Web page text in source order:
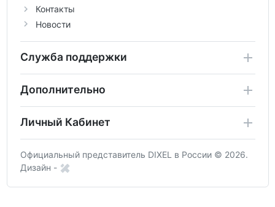
Контакты
Новости
Служба поддержки
Дополнительно
Личный Кабинет
Официальный представитель DIXEL в России © 2026.
Дизайн -